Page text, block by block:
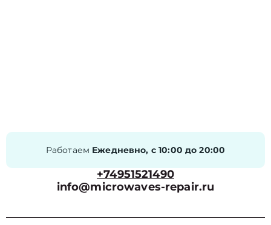
Работаем Ежедневно, с 10:00 до 20:00
+74951521490
info@microwaves-repair.ru